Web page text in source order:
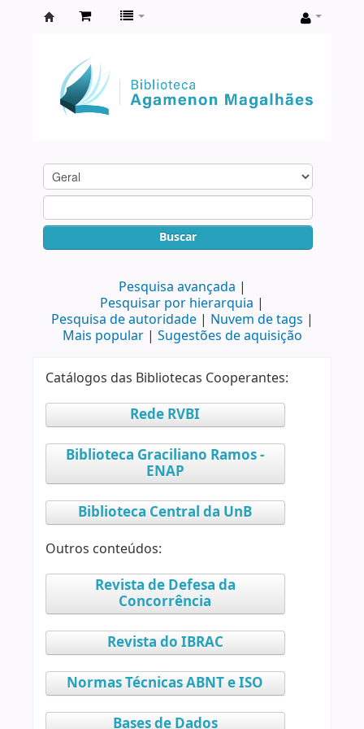
Agamenon
Magalhães
Buscar
Pesquisa avançada
Pesquisar por hierarquia
Pesquisa de autoridade
Nuvem de tags
Mais popular
Sugestões de aquisição
Catálogos das Bibliotecas Cooperantes:
Rede RVBI
Biblioteca Graciliano Ramos -
ENAP
Biblioteca Central da UnB
Outros conteúdos:
Revista de Defesa da
Concorrência
Revista do IBRAC
Normas Técnicas ABNT e ISO
Bases de Dados